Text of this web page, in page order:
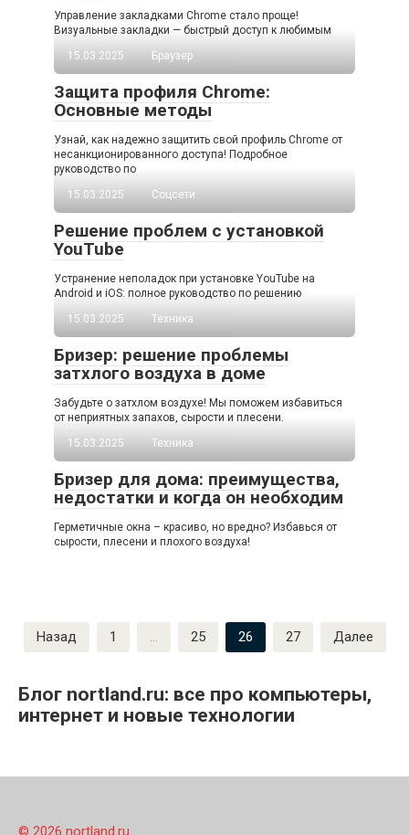
Управление закладками Chrome стало проще!
Визуальные закладки — быстрый доступ к любимым
15.03.2025
Браузер
Защита профиля Chrome:
Основные методы
Узнай, как надежно защитить свой профиль Chrome от
несанкционированного доступа! Подробное
руководство по
15.03.2025
Соцсети
Решение проблем с установкой
YouTube
Устранение неполадок при установке YouTube на
Android и iOS: полное руководство по решению
15.03.2025
Техника
Бризер: решение проблемы
затхлого воздуха в доме
Забудьте о затхлом воздухе! Мы поможем избавиться
от неприятных запахов, сырости и плесени.
15.03.2025
Техника
Бризер для дома: преимущества,
недостатки и когда он необходим
Герметичные окна – красиво, но вредно? Избавься от
сырости, плесени и плохого воздуха!
Пагинация
записей
Назад 1 … 25 26 27 Далее
Блог nortland.ru: все про компьютеры,
интернет и новые технологии
© 2026 nortland.ru